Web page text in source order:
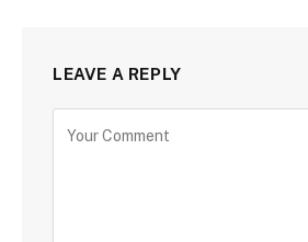
LEAVE A REPLY